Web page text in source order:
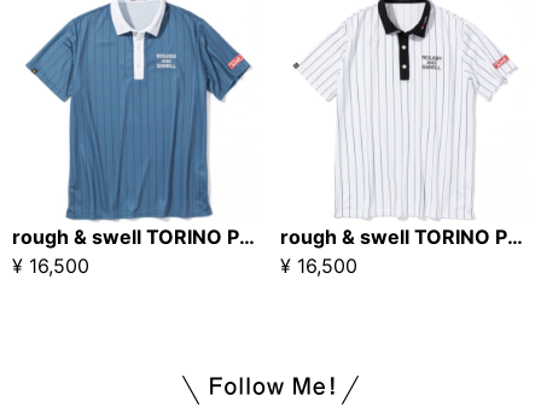
rough & swell TORINO POLO ブルーグレー
¥ 16,500
rough & swell TORINO POLO ホワイト
¥ 16,500